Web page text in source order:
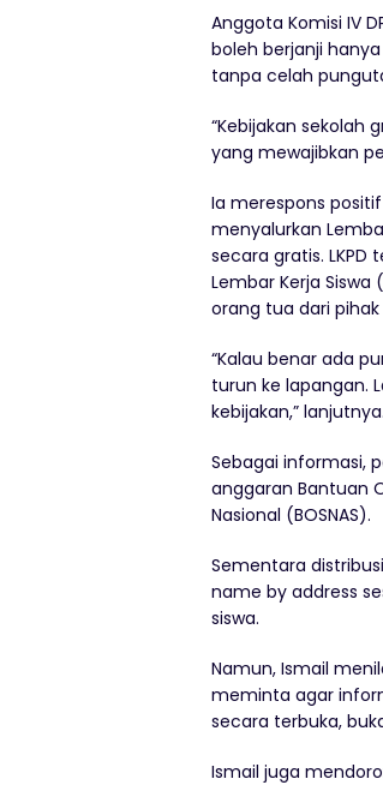
Anggota Komisi IV
boleh berjanji
tanpa celah
“Kebijakan sekolah
yang mewajibkan
Ia merespons
menyalurkan
secara gratis.
Lembar Kerja Siswa
orang tua dari pihak
“Kalau benar ada
turun ke lapangan.
kebijakan,” lanjutnya.
Sebagai informasi,
anggaran Bantuan
Nasional (BOSNAS).
Sementara
name by address
siswa.
Namun, Ismail
meminta agar
secara terbuka,
Ismail juga